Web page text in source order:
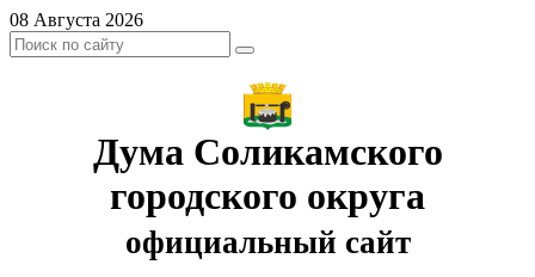
08 Августа 2026
Дума Соликамского
городского округа
официальный сайт